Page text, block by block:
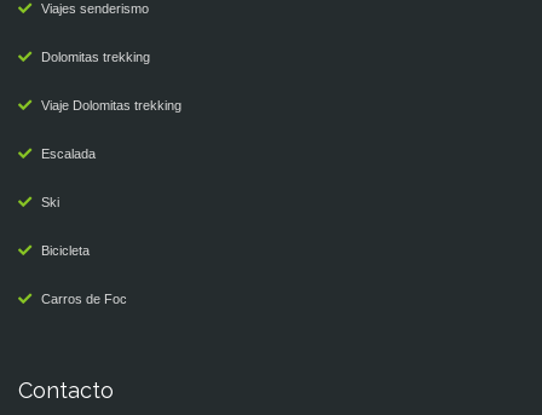
Viajes senderismo
Dolomitas trekking
Viaje Dolomitas trekking
Escalada
Ski
Bicicleta
Carros de Foc
Contacto